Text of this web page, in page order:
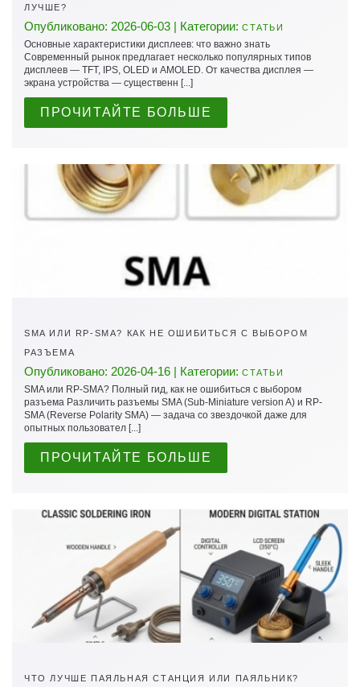
ЛУЧШЕ?
Опубликовано: 2026-06-03 | Категории: СТАТЬИ
Основные характеристики дисплеев: что важно знать
Современный рынок предлагает несколько популярных типов
дисплеев — TFT, IPS, OLED и AMOLED. От качества дисплея —
экрана устройства — существенн [...]
ПРОЧИТАЙТЕ БОЛЬШЕ
SMA ИЛИ RP-SMA? КАК НЕ ОШИБИТЬСЯ С ВЫБОРОМ
РАЗЪЕМА
Опубликовано: 2026-04-16 | Категории: СТАТЬИ
SMA или RP-SMA? Полный гид, как не ошибиться с выбором
разъема Различить разъемы SMA (Sub-Miniature version A) и RP-
SMA (Reverse Polarity SMA) — задача со звездочкой даже для
опытных пользовател [...]
ПРОЧИТАЙТЕ БОЛЬШЕ
ЧТО ЛУЧШЕ ПАЯЛЬНАЯ СТАНЦИЯ ИЛИ ПАЯЛЬНИК?